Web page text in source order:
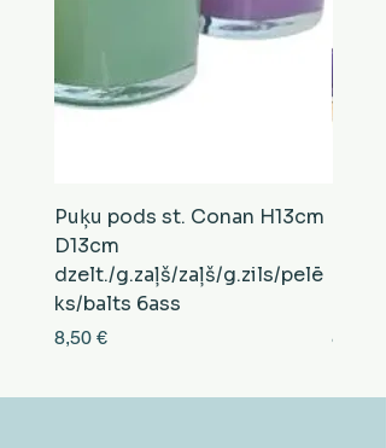
Puķu pods st. Conan H13cm
D13cm
dzelt./g.zaļš/zaļš/g.zils/pelē
ks/balts 6ass
Cena
8,50 € Cena
8,50 €